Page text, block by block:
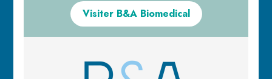
Visiter B&A Biomedical